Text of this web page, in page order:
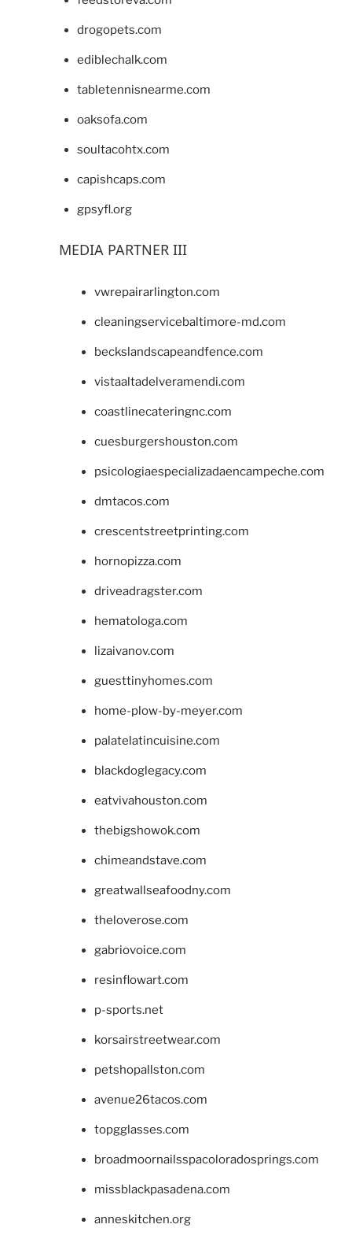
drogopets.com
ediblechalk.com
tabletennisnearme.com
oaksofa.com
soultacohtx.com
capishcaps.com
gpsyfl.org
MEDIA PARTNER III
vwrepairarlington.com
cleaningservicebaltimore-md.com
beckslandscapeandfence.com
vistaaltadelveramendi.com
coastlinecateringnc.com
cuesburgershouston.com
psicologiaespecializadaencampeche.com
dmtacos.com
crescentstreetprinting.com
hornopizza.com
driveadragster.com
hematologa.com
lizaivanov.com
guesttinyhomes.com
home-plow-by-meyer.com
palatelatincuisine.com
blackdoglegacy.com
eatvivahouston.com
thebigshowok.com
chimeandstave.com
greatwallseafoodny.com
theloverose.com
gabriovoice.com
resinflowart.com
p-sports.net
korsairstreetwear.com
petshopallston.com
avenue26tacos.com
topgglasses.com
broadmoornailsspacoloradosprings.com
missblackpasadena.com
anneskitchen.org